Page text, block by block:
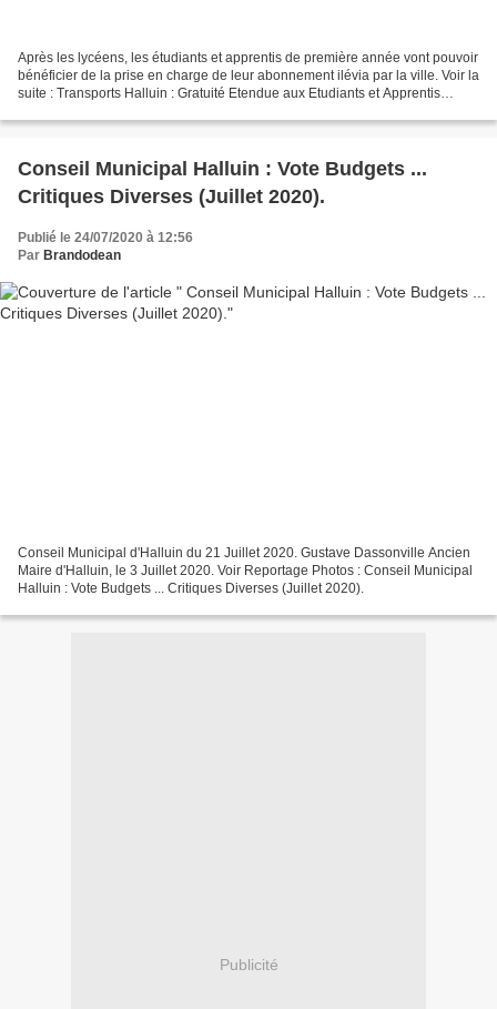
Après les lycéens, les étudiants et apprentis de première année vont pouvoir
bénéficier de la prise en charge de leur abonnement ilévia par la ville. Voir la
suite : Transports Halluin : Gratuité Etendue aux Etudiants et Apprentis
Conseil Municipal Halluin : Vote Budgets ...
Critiques Diverses (Juillet 2020).
Publié le 24/07/2020 à 12:56
Par Brandodean
Conseil Municipal d'Halluin du 21 Juillet 2020. Gustave Dassonville Ancien
Maire d'Halluin, le 3 Juillet 2020. Voir Reportage Photos : Conseil Municipal
Halluin : Vote Budgets ... Critiques Diverses (Juillet 2020).
Publicité